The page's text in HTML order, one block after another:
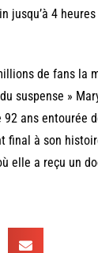
jusqu’à 4
de fans la
suspense »
92 ans entourée
final à son
elle a reçu un